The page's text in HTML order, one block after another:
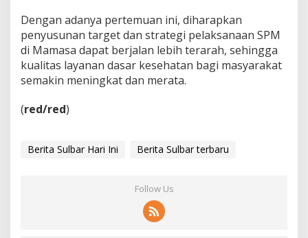
Dengan adanya pertemuan ini, diharapkan
penyusunan target dan strategi pelaksanaan SPM
di Mamasa dapat berjalan lebih terarah, sehingga
kualitas layanan dasar kesehatan bagi masyarakat
semakin meningkat dan merata.
(red/red)
Berita Sulbar Hari Ini Berita Sulbar terbaru
Follow Us